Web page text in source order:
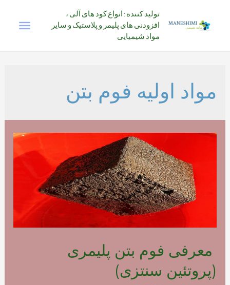
تولید کننده : انواع کود های آلی ،
افزودنی های پلیمر و پلاستیک و سایر
مواد شیمیایی
مواد اولیه فوم بتن
معرفی فوم بتن پلیمری
(پروتئین سنتزی)